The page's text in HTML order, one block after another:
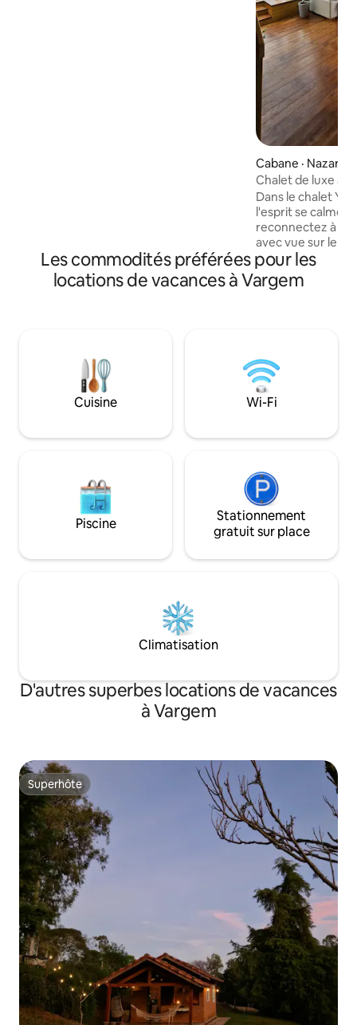
Cabane · Nazaré
Chalet de luxe
et lac
Dans le chalet
l'esprit se calme
reconnectez à la
avec vue sur le
montagnes, avec
jacuzzi, de la
surréaliste, un
montagne et le
dont 1 avec salle
cuisine
la nature et cave
Les commodités préférées pour les
locations de vacances à Vargem
Cuisine Wi-Fi
Piscine
Stationnement
gratuit sur place
Climatisation
D'autres superbes locations de vacances
à Vargem
Superhôte
Superhôte